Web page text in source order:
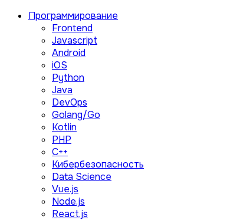
Программирование
Frontend
Javascript
Android
iOS
Python
Java
DevOps
Golang/Go
Kotlin
PHP
C++
Кибербезопасность
Data Science
Vue.js
Node.js
React.js